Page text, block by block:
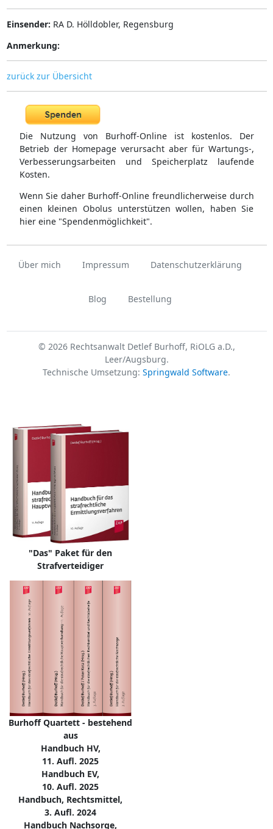
Einsender: RA D. Hölldobler, Regensburg
Anmerkung:
zurück zur Übersicht
Die Nutzung von Burhoff-Online ist kostenlos. Der
Betrieb der Homepage verursacht aber für Wartungs-,
Verbesserungsarbeiten und Speicherplatz laufende
Kosten.
Wenn Sie daher Burhoff-Online freundlicherweise durch
einen kleinen Obolus unterstützen wollen, haben Sie
hier eine "Spendenmöglichkeit".
Über mich Impressum Datenschutzerklärung
Blog Bestellung
© 2026 Rechtsanwalt Detlef Burhoff, RiOLG a.D.,
Leer/Augsburg.
Technische Umsetzung: Springwald Software.
"Das" Paket für den
Strafverteidiger
Burhoff Quartett - bestehend
aus
Handbuch HV,
11. Aufl. 2025
Handbuch EV,
10. Aufl. 2025
Handbuch, Rechtsmittel,
3. Aufl. 2024
Handbuch Nachsorge,